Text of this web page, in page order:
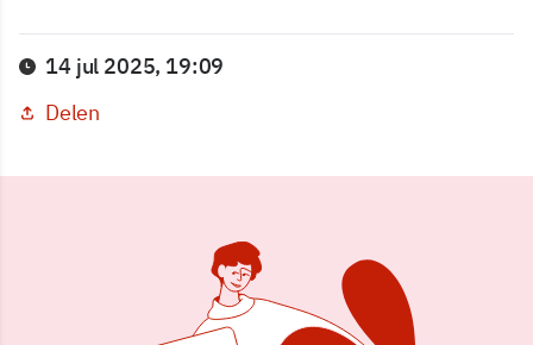
14 jul 2025, 19:09
Delen